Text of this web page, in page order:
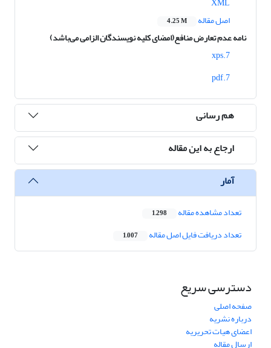
اصل مقاله
4.25 M
نامه عدم تعارض منافع(امضای کلیه نویسندگان الزامی می‌باشد)
7.xps
7.pdf
هم رسانی
ارجاع به این مقاله
آمار
تعداد مشاهده مقاله 1,298
تعداد دریافت فایل اصل مقاله 1,007
دسترسی سریع
صفحه اصلی
درباره نشریه
اعضای هیات تحریریه
ارسال مقاله